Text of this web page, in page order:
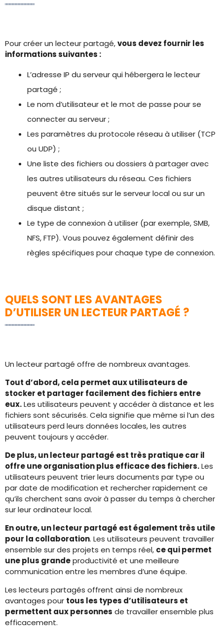
Pour créer un lecteur partagé,vous devez fournir les
informations suivantes :
L’adresse IP du serveur qui hébergera le lecteur
partagé ;
Le nom d’utilisateur et le mot de passe pour se
connecter au serveur ;
Les paramètres du protocole réseau à utiliser (TCP
ou UDP) ;
Une liste des fichiers ou dossiers à partager avec
les autres utilisateurs du réseau. Ces fichiers
peuvent être situés sur le serveur local ou sur un
disque distant ;
Le type de connexion à utiliser (par exemple, SMB,
NFS, FTP). Vous pouvez également définir des
règles spécifiques pour chaque type de connexion.
QUELS SONT LES AVANTAGES
D’UTILISER UN LECTEUR PARTAGÉ ?
Un lecteur partagé offre de nombreux avantages.
Tout d’abord, cela permet aux utilisateurs de
stocker et partager facilement des fichiers entre
eux.Les utilisateurs peuvent y accéder à distance et les
fichiers sont sécurisés. Cela signifie que même si l’un des
utilisateurs perd leurs données locales, les autres
peuvent toujours y accéder.
De plus, un lecteur partagé est très pratique car il
offre une organisation plus efficace des fichiers.Les
utilisateurs peuvent trier leurs documents par type ou
par date de modification et rechercher rapidement ce
qu’ils cherchent sans avoir à passer du temps à chercher
sur leur ordinateur local.
En outre, un lecteur partagé est également très utile
pour la collaboration. Les utilisateurs peuvent travailler
ensemble sur des projets en temps réel, ce qui permet
une plus grandeproductivité et une meilleure
communication entre les membres d’une équipe.
Les lecteurs partagés offrent ainsi de nombreux
avantages pour tous les types d’utilisateurs et
permettent aux personnes de travailler ensemble plus
efficacement.